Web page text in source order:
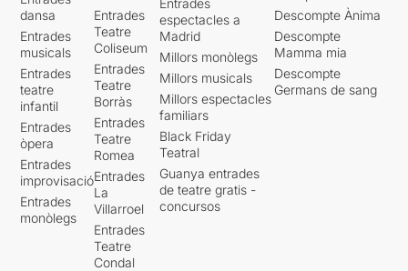
dansa
Entrades
musicals
Entrades
teatre
infantil
Entrades
òpera
Entrades
improvisació
Entrades
monòlegs
Entrades
Teatre
Coliseum
Entrades
Teatre
Borràs
Entrades
Teatre
Romea
Entrades
La
Villarroel
Entrades
Teatre
Condal
espectacles a
Madrid
Millors monòlegs
Millors musicals
Millors espectacles
familiars
Black Friday
Teatral
Guanya entrades
de teatre gratis -
concursos
Descompte Ànima
Descompte
Mamma mia
Descompte
Germans de sang